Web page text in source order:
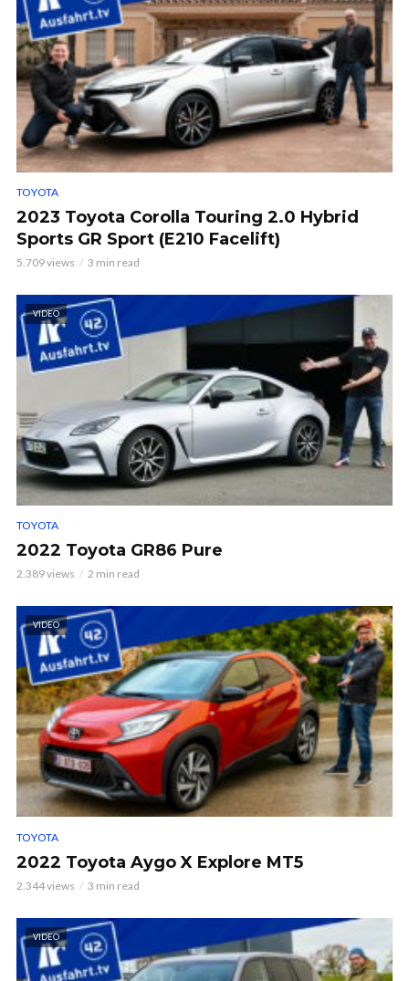
TOYOTA
2023 Toyota Corolla Touring 2.0 Hybrid
Sports GR Sport (E210 Facelift)
5.709 views 3 min read
VIDEO
TOYOTA
2022 Toyota GR86 Pure
2.389 views 2 min read
VIDEO
TOYOTA
2022 Toyota Aygo X Explore MT5
2.344 views 3 min read
VIDEO